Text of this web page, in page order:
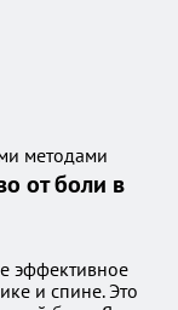
методами
от боли в
эффективное
и спине. Это